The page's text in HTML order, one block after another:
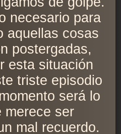
necesario para
aquellas cosas
postergadas,
esta situación
triste episodio
será lo
merece ser
mal recuerdo.